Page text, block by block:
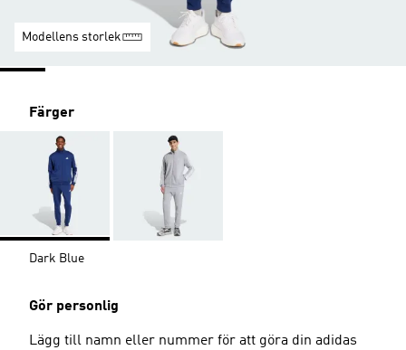
Modellens storlek
Färger
Dark Blue
Gör personlig
Lägg till namn eller nummer för att göra din adidas